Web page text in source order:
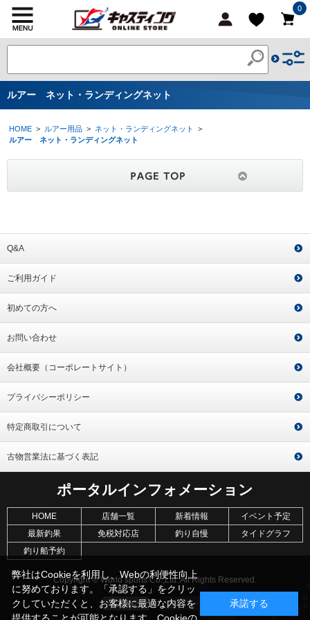
0
ルアー ネット・ランディングネット
HOME > ルアー用品 > ネット・ランディングネット
>
ルアー ネット・ランディングネット
Q&A
ご利用ガイド
初めての方へ
お問い合わせ
会社概要（コーポレートサイト）
プライバシーポリシー
特定商取引について
古物営業法に基づく表記
ポータルインフォメーション
HOME 店舗一覧 新着情報
イベント予定
最新釣果
免税対応店 釣り自慢
タイドグラフ
釣り船予約
Copyright © World sports Co.,Ltd. All Rights Reserved.
弊社はCookieを利用し、Webの利便性向上
に努めております。「承認する」をクリッ
クしていただくと、お客様に最適な内容を
承諾する